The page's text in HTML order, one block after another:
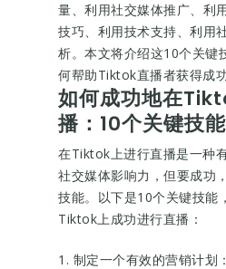
量、利用社交媒体推广、利
技巧、利用技术支持、利用
析。本文将介绍这10个关键
何帮助Tiktok直播者获得成功
如何成功地在
播：10个关键技能
在Tiktok上进行直播是一种
社交媒体影响力，但要成功
技能。以下是10个关键技能
Tiktok上成功进行直播：
1. 制定一个有效的营销计划